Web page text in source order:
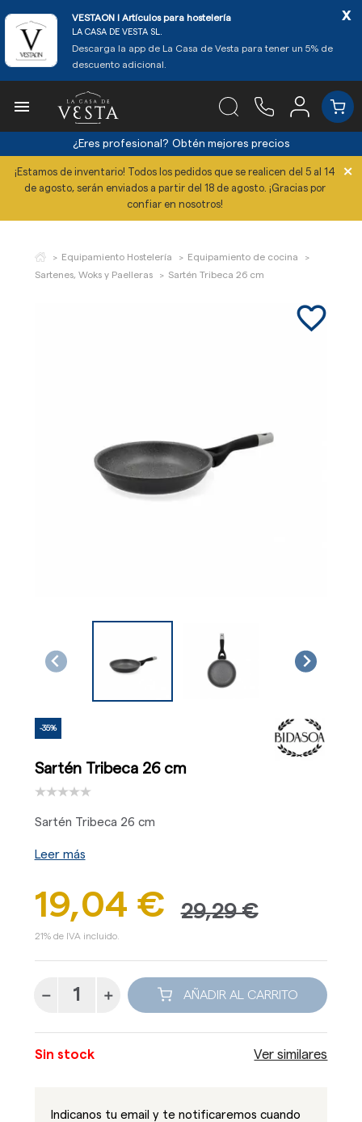
VESTAON l Artículos para hostelería
LA CASA DE VESTA SL.
Descarga la app de La Casa de Vesta para tener un 5% de
descuento adicional.
x

¿Eres profesional? Obtén mejores precios
¡Estamos de inventario! Todos los pedidos que se realicen del 5 al 14
de agosto, serán enviados a partir del 18 de agosto. ¡Gracias por
confiar en nosotros!
×
Equipamiento Hostelería
Equipamiento de cocina
Sartenes, Woks y Paelleras
Sartén Tribeca 26 cm
favorite_border
-35%
Sartén Tribeca 26 cm
Sartén Tribeca 26 cm
Leer más
19,04 € 29,29 €
21% de IVA incluido.
AÑADIR AL CARRITO
Sin stock Ver similares
Indicanos tu email y te notificaremos cuando